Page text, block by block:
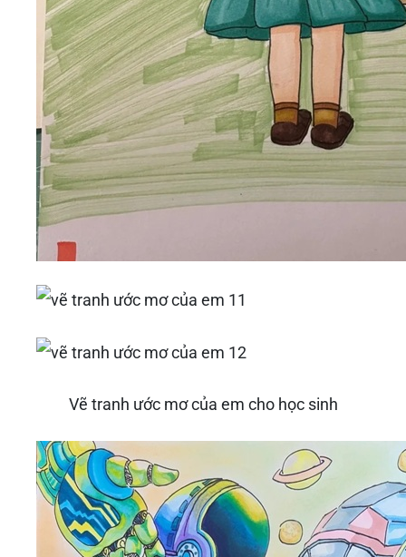
Vẽ tranh ước mơ của em cho học sinh